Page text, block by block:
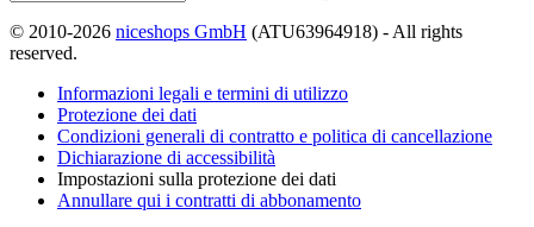
© 2010-2026 niceshops GmbH (ATU63964918) - All rights
reserved.
Informazioni legali e termini di utilizzo
Protezione dei dati
Condizioni generali di contratto e politica di cancellazione
Dichiarazione di accessibilità
Impostazioni sulla protezione dei dati
Annullare qui i contratti di abbonamento